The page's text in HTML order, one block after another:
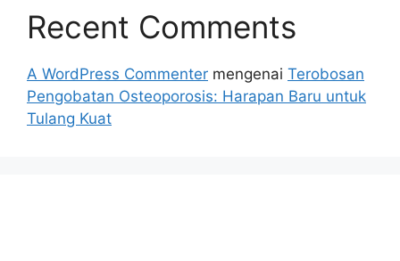
Recent Comments
A WordPress Commenter mengenai Terobosan
Pengobatan Osteoporosis: Harapan Baru untuk
Tulang Kuat